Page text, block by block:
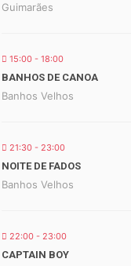
Guimarães
15:00 - 18:00
BANHOS DE CANOA
Banhos Velhos
21:30 - 23:00
NOITE DE FADOS
Banhos Velhos
22:00 - 23:00
CAPTAIN BOY